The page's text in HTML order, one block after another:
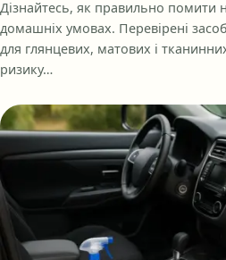
Дізнайтесь, як правильно помити
домашніх умовах. Перевірені
для глянцевих, матових і
ризику…